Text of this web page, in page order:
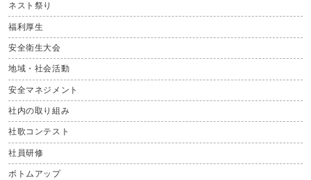
ネスト祭り
福利厚生
安全衛生大会
地域・社会活動
安全マネジメント
社内の取り組み
社歌コンテスト
社員研修
ボトムアップ